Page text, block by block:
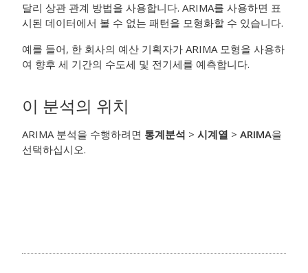
달리 상관 관계 방법을 사용합니다. ARIMA를 사용하면 표
시된 데이터에서 볼 수 없는 패턴을 모형화할 수 있습니다.
예를 들어, 한 회사의 예산 기획자가 ARIMA 모형을 사용하
여 향후 세 기간의 수도세 및 전기세를 예측합니다.
이 분석의 위치
ARIMA 분석을 수행하려면 통계분석 > 시계열 > ARIMA을
선택하십시오.